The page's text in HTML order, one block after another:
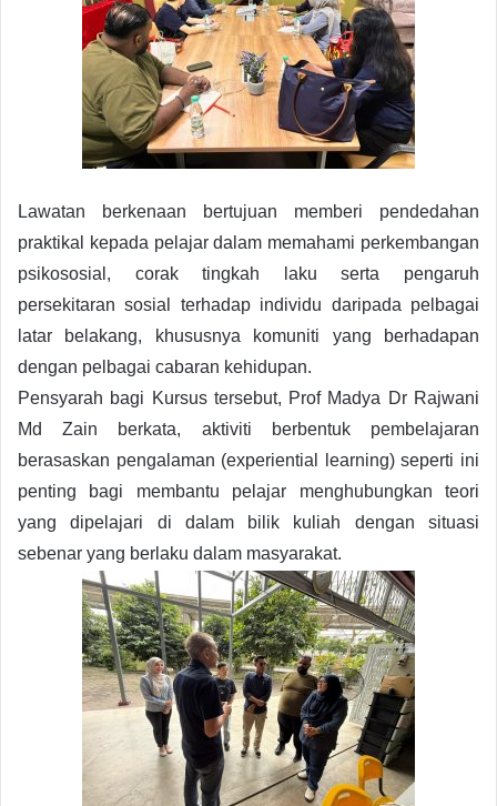
Lawatan berkenaan bertujuan memberi pendedahan
praktikal kepada pelajar dalam memahami perkembangan
psikososial, corak tingkah laku serta pengaruh
persekitaran sosial terhadap individu daripada pelbagai
latar belakang, khususnya komuniti yang berhadapan
dengan pelbagai cabaran kehidupan.
Pensyarah bagi Kursus tersebut, Prof Madya Dr Rajwani
Md Zain berkata, aktiviti berbentuk pembelajaran
berasaskan pengalaman (experiential learning) seperti ini
penting bagi membantu pelajar menghubungkan teori
yang dipelajari di dalam bilik kuliah dengan situasi
sebenar yang berlaku dalam masyarakat.